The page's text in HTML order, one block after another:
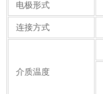
电极形式
连接方式
介质温度